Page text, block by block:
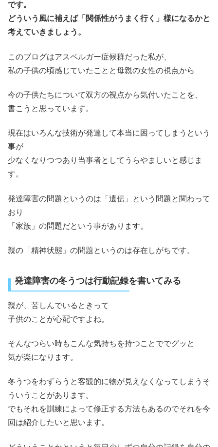
です。
どういう風に補えば「関係性がうまく行く」様になるかと
考えていきましょう。
このブログはアスペルガー症候群だった私が、
私の子供の頃感じていたことと母親の女性の視点から
今の子供たちについて双方の視点から気付いたことを、
書こうと思っています。
現在はいろんな技術が発達して本当に困ってしまうという
事が
少なくなりつつあり当事者としてうらやましいと感じま
す。
発達障害の問題というのは「遺伝」という問題と関わって
おり
「家族」の問題だという事があります。
親の「精神状態」の問題というのは存在しがちです。
発達障害の冬うつは行動記録を書いてみる
親が、苦しんでいるときって
子供のことが心配ですよね。
そんなつらい時もこんな気持ちを持つことででグッと
気が楽になります。
冬うつをわずらうと客観的に物が見えなくなってしまうそ
ういうことがあります。
でもそれを訓練によって修正する方法もあるのでそれを今
回は紹介したいと思います。